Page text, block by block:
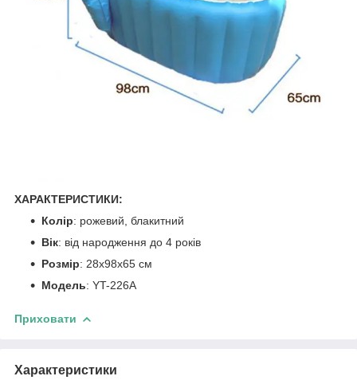
ХАРАКТЕРИСТИКИ:
Колір: рожевий, блакитний
Вік: від народження до 4 років
Розмір: 28х98х65 см
Модель: YT-226A
Приховати
Характеристики